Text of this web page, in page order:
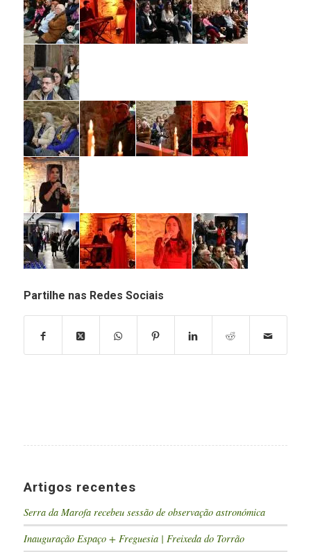
Partilhe nas Redes Sociais
Artigos recentes
Serra da Marofa recebeu sessão de observação astronómica
Inauguração Espaço + Freguesia | Freixeda do Torrão